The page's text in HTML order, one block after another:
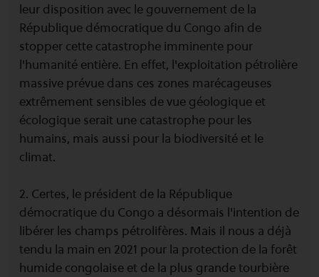
leur disposition avec le gouvernement de la
République démocratique du Congo afin de
stopper cette catastrophe imminente pour
l'humanité entière. En effet, l'exploitation pétrolière
massive prévue dans ces zones marécageuses
extrêmement sensibles de vue géologique et
écologique serait une catastrophe pour les
humains, mais aussi pour la biodiversité et le
climat.
2. Certes, le président de la République
démocratique du Congo a désormais l'intention de
libérer les champs pétrolifères. Mais il nous a déjà
tendu la main en 2021 pour la protection de la forêt
humide congolaise et de la plus grande tourbière